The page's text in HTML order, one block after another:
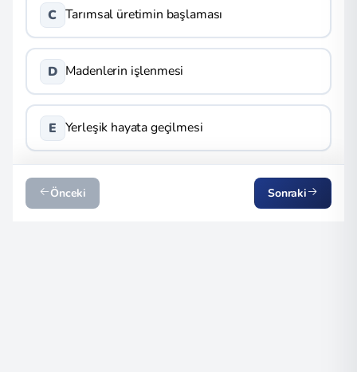
C Tarımsal üretimin başlaması
D Madenlerin işlenmesi
E Yerleşik hayata geçilmesi
Önceki Sonraki